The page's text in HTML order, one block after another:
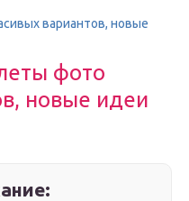
вариантов, новые
фото
новые идеи